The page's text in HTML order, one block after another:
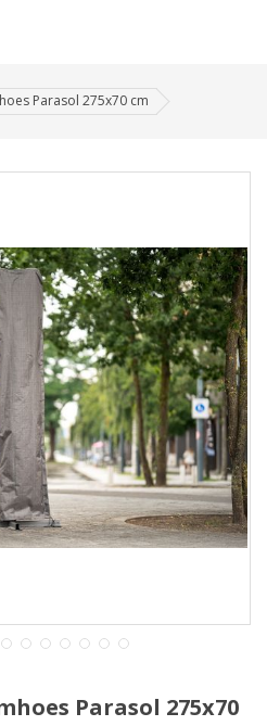
Parasol 275x70 cm
Parasol 275x70